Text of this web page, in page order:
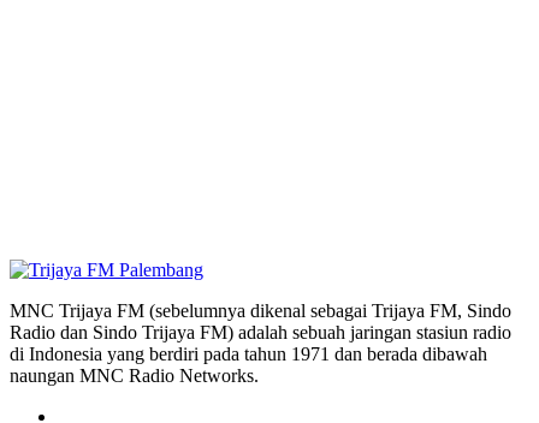
MNC Trijaya FM (sebelumnya dikenal sebagai Trijaya FM, Sindo
Radio dan Sindo Trijaya FM) adalah sebuah jaringan stasiun radio
di Indonesia yang berdiri pada tahun 1971 dan berada dibawah
naungan MNC Radio Networks.